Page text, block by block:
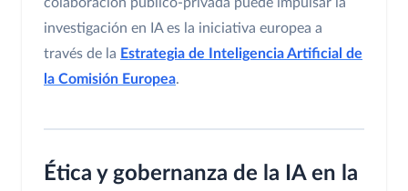
investigación en IA es la iniciativa europea a
través de la Estrategia de Inteligencia Artificial de
la Comisión Europea.
Ética y gobernanza de la IA en la